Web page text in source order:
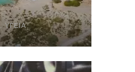
,ΥΓΕΊΑ